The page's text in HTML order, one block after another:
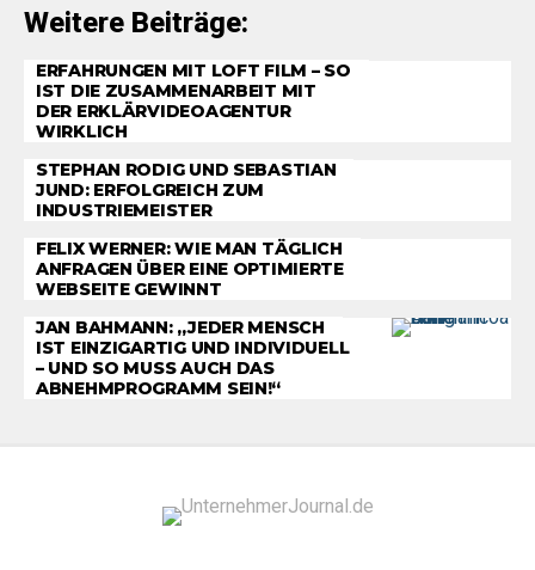
Weitere Beiträge:
ERFAHRUNGEN MIT LOFT FILM – SO
IST DIE ZUSAMMENARBEIT MIT
DER ERKLÄRVIDEOAGENTUR
WIRKLICH
STEPHAN RODIG UND SEBASTIAN
JUND: ERFOLGREICH ZUM
INDUSTRIEMEISTER
FELIX WERNER: WIE MAN TÄGLICH
ANFRAGEN ÜBER EINE OPTIMIERTE
WEBSEITE GEWINNT
JAN BAHMANN: „JEDER MENSCH
IST EINZIGARTIG UND INDIVIDUELL
– UND SO MUSS AUCH DAS
ABNEHMPROGRAMM SEIN!“